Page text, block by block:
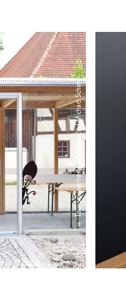
© Tourismusverband Ostallgäu e.V. / Michael Schott